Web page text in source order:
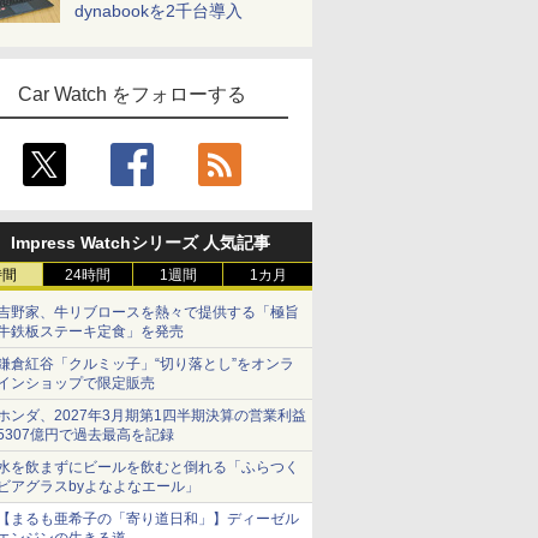
dynabookを2千台導入
Car Watch をフォローする
Impress Watchシリーズ 人気記事
24時間 1週間 1カ月
野家、牛リブロースを熱々で提供する「極旨
鉄板ステーキ定食」を発売
倉紅谷「クルミッ子」“切り落とし”をオンラ
ンショップで限定販売
ンダ、2027年3月期第1四半期決算の営業利益
億円で過去最高を記録
を飲まずにビールを飲むと倒れる「ふらつく
アグラスbyよなよなエール」
まるも亜希子の「寄り道日和」】ディーゼル